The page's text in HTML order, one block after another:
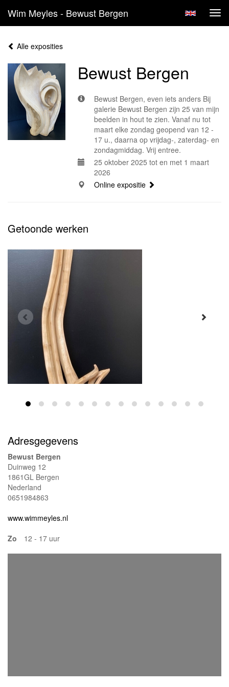
Wim Meyles - Bewust Bergen
Alle exposities
Bewust Bergen
Bewust Bergen, even iets anders Bij
galerie Bewust Bergen zijn 25 van mijn
beelden in hout te zien. Vanaf nu tot
maart elke zondag geopend van 12 -
17 u., daarna op vrijdag-, zaterdag- en
zondagmiddag. Vrij entree.
25 oktober 2025 tot en met 1 maart
2026
Online expositie
Getoonde werken
Adresgegevens
Bewust Bergen
Duinweg 12
1861GL Bergen
Nederland
0651984863
www.wimmeyles.nl
Zo
12 - 17 uur